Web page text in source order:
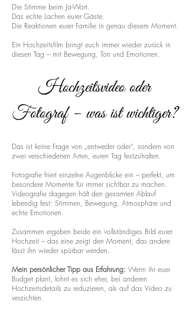
Die Stimme beim Ja-Wort.
Das echte Lachen eurer Gäste.
Die Reaktionen eurer Familie in genau diesem Moment.
Ein Hochzeitsfilm bringt euch immer wieder zurück in
diesen Tag – mit Bewegung, Ton und Emotionen.
Hochzeitsvideo oder
Fotograf – was ist wichtiger?
Das ist keine Frage von „entweder oder“, sondern von
zwei verschiedenen Arten, euren Tag festzuhalten.
Fotografie friert einzelne Augenblicke ein – perfekt, um
besondere Momente für immer sichtbar zu machen.
Videografie dagegen hält den gesamten Ablauf
lebendig fest: Stimmen, Bewegung, Atmosphäre und
echte Emotionen.
Zusammen ergeben beide ein vollständiges Bild eurer
Hochzeit – das eine zeigt den Moment, das andere
lässt ihn wieder spürbar werden.
Mein persönlicher Tipp aus Erfahrung: Wenn ihr euer
Budget plant, lohnt es sich eher, bei anderen
Hochzeitsdetails zu reduzieren, als auf das Video zu
verzichten.